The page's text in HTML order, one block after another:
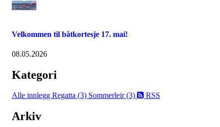
Velkommen til båtkortesje 17. mai!
08.05.2026
Kategori
Alle innlegg Regatta (3) Sommerleir (3) RSS
Arkiv